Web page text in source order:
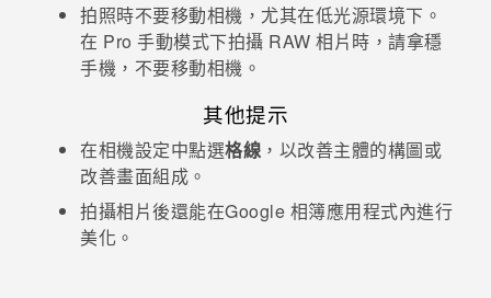
拍照時不要移動相機，尤其在低光源環境下。
在 Pro 手動模式下拍攝 RAW 相片時，請拿穩
手機，不要移動相機。
其他提示
在相機設定中點選格線 ，以改善主體的構圖或
改善畫面組成。
拍攝相片後還能在Google 相簿應用程式內進行
美化。